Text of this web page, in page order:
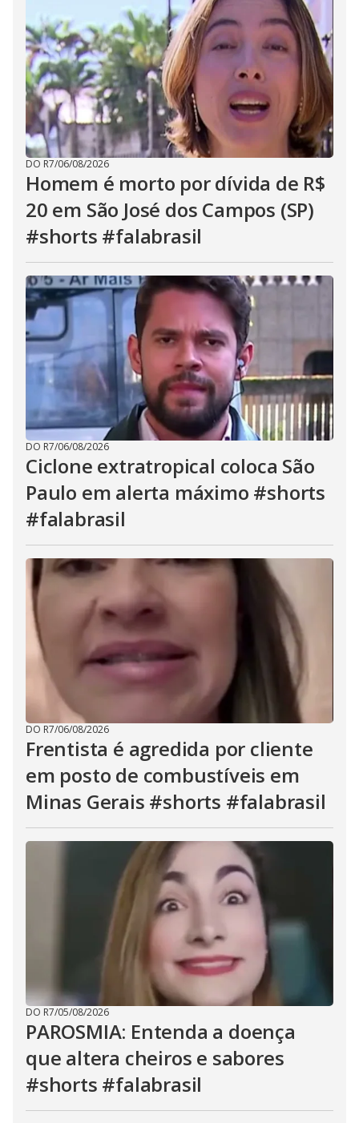
DO R7/06/08/2026
Homem é morto por dívida de R$
20 em São José dos Campos (SP)
#shorts #falabrasil
DO R7/06/08/2026
Ciclone extratropical coloca São
Paulo em alerta máximo #shorts
#falabrasil
DO R7/06/08/2026
Frentista é agredida por cliente
em posto de combustíveis em
Minas Gerais #shorts #falabrasil
DO R7/05/08/2026
PAROSMIA: Entenda a doença
que altera cheiros e sabores
#shorts #falabrasil